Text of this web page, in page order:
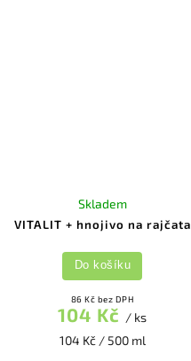
VITALIT + hnojivo na rajčata
Skladem
86 Kč bez DPH
104 Kč / ks
104 Kč / 500 ml
Do košíku